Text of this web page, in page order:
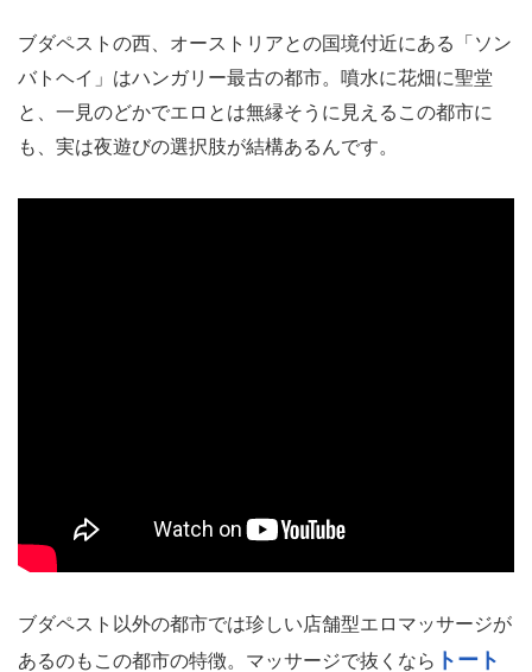
ブダペストの西、オーストリアとの国境付近にある「ソン
バトヘイ」はハンガリー最古の都市。噴水に花畑に聖堂
と、一見のどかでエロとは無縁そうに見えるこの都市に
も、実は夜遊びの選択肢が結構あるんです。
ブダペスト以外の都市では珍しい店舗型エロマッサージが
あるのもこの都市の特徴。マッサージで抜くなら トート